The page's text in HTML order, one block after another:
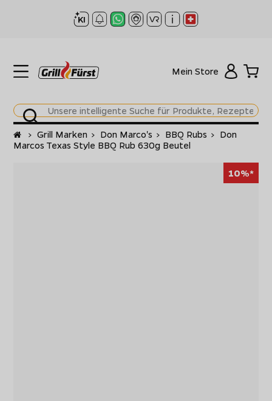
Mein Store
Startseite
> Grill Marken > Don Marco's > BBQ Rubs > Don
Marcos Texas Style BBQ Rub 630g Beutel
10%*